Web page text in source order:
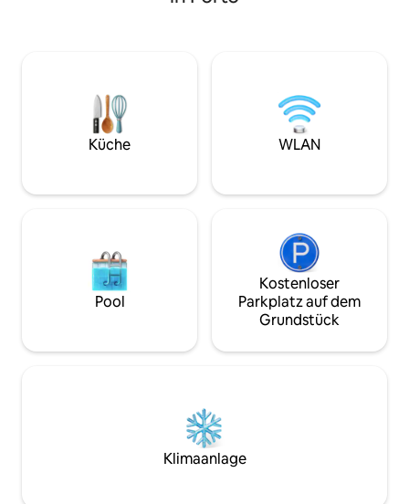
Herzen von Vila Nova de Gaia.
Familien oder
Komfort suchen,
Attraktionen der
Genieße den
Küche WLAN
Pool
Kostenloser
Parkplatz auf dem
Grundstück
Klimaanlage